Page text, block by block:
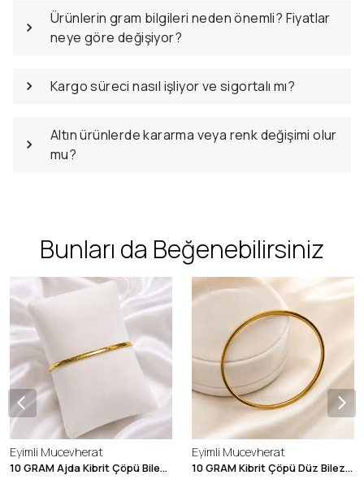
Ürünlerin gram bilgileri neden önemli? Fiyatlar
neye göre değişiyor?
Kargo süreci nasıl işliyor ve sigortalı mı?
Altın ürünlerde kararma veya renk değişimi olur
mu?
Bunları da Beğenebilirsiniz
Eyimli Mucevherat
10 GRAM Ajda Kibrit Çöpü Bilezik 22 Ayar 22BLZ003
Eyimli Mucevherat
10 GRAM Kibrit Çöpü Düz Bilezik 22 Ayar 22BLZ001